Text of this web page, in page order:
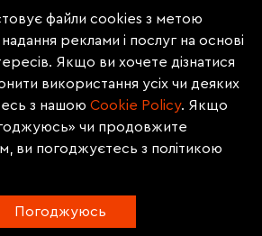
не нижче третього
щодо яких міститься
републікацію
відтворення або
заборонено
без згоди редакції.
PROMOTED, ЗА
файли cookies з метою
надання реклами і послуг на основі
Якщо ви хочете дізнатися
використання усіх чи деяких
з нашою Сookie Policy. Якщо
чи продовжите
ви погоджуєтесь з політикою
Погоджуюсь